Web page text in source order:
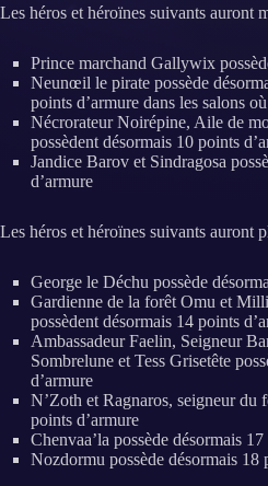
Les héros et héroïnes suivants auront
Prince marchand Gallywix
Neunœil le pirate possède
points d’armure dans les salons
Nécrorateur Noirépine, Aile de
possèdent désormais 10 points
Jandice Barov et Sindragosa
d’armure
Les héros et héroïnes suivants auront
George le Déchu possède
Gardienne de la forêt Omu et
possèdent désormais 14 points
Ambassadeur Faelin, Seigneur
Sombrelune et Tess Grisetête
d’armure
N’Zoth et Ragnaros, seigneur du
points d’armure
Chenvaa’la possède désormais
Nozdormu possède désormais 18